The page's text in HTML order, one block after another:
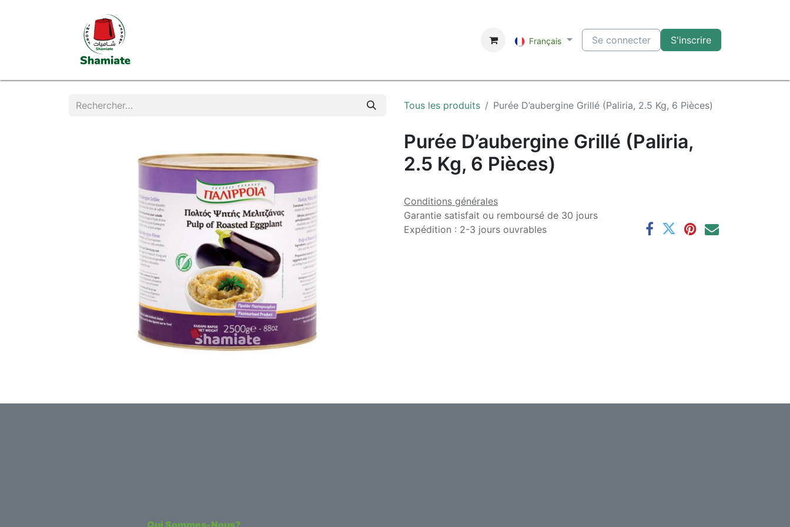
Français Se connecter S'inscrire
Tous les produits Purée D’aubergine Grillé (Paliria, 2.5 Kg, 6 Pièces)
Purée D’aubergine Grillé (Paliria,
2.5 Kg, 6 Pièces)
Conditions générales
Garantie satisfait ou remboursé de 30 jours
Expédition : 2-3 jours ouvrables
Qui Sommes-Nous?